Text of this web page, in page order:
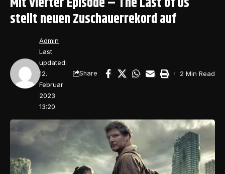
stellt neuen Zuschauerrekord auf
Last
updated:
12.
Februar
2023
13:20
Admin
Share 2 Min Read